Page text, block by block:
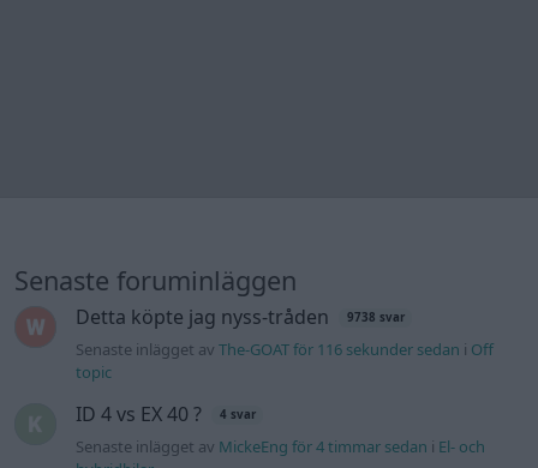
Ford Mustang e Mac 2023
Senaste inlägget av KenthIJ2 för 9 timmar sedan
Ni som kör HEV eller PHEV ? är ni nöjda?
Senaste inlägget av kaykay för 15 timmar sedan